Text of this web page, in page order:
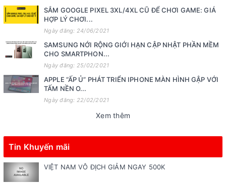
SẮM GOOGLE PIXEL 3XL/4XL CŨ ĐỂ CHƠI GAME: GIÁ
HỢP LÝ CHƠI...
Ngày đăng: 24/06/2021
SAMSUNG NỚI RỘNG GIỚI HẠN CẬP NHẬT PHẦN MỀM
CHO SMARTPHON...
Ngày đăng: 25/02/2021
APPLE “ẤP Ủ” PHÁT TRIỂN IPHONE MÀN HÌNH GẬP VỚI
TẤM NỀN O...
Ngày đăng: 22/02/2021
Xem thêm
Tin Khuyến mãi
VIỆT NAM VÔ ĐỊCH GIẢM NGAY 500K